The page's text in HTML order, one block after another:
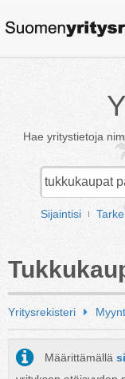
Hae yritystietoja
Sijaintisi
Yritysrekisteri
Määrittämällä